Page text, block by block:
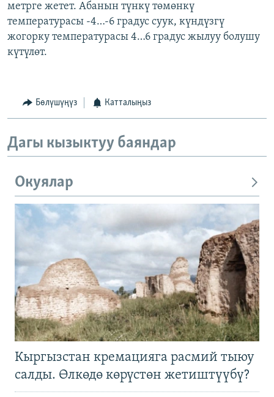
метрге жетет. Абанын түнкү төмөнкү
температурасы -4…-6 градус суук, күндүзгү
жогорку температурасы 4…6 градус жылуу болушу
күтүлөт.
Бөлүшүңүз Катталыңыз
Дагы кызыктуу баяндар
Окуялар
Кыргызстан кремацияга расмий тыюу
салды. Өлкөдө көрүстөн жетиштүүбү?